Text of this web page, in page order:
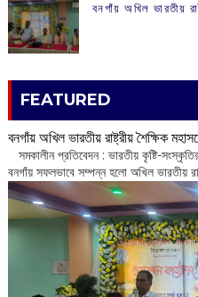
বনগাঁয় অখিল ভারতীয়
FEATURED
বনগাঁয় অখিল ভারতীয় রাষ্ট্রীয় শৈক্ষিক
সমকালীন প্রতিবেদন : ভারতীয় কৃষ্টি-
বনগাঁয় সফলভাবে সম্পন্ন হলো অখিল ভারতীয়